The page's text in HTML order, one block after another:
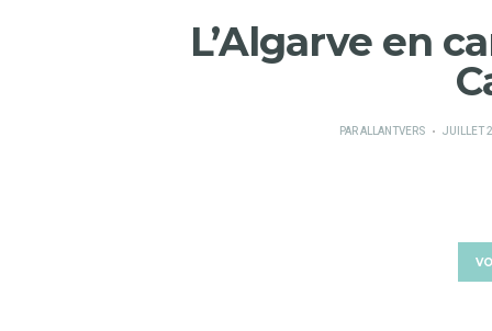
L’Algarve en
PARALLANTVERS
PUBLIÉ
JUILLET